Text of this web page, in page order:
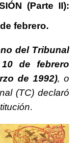
(Parte II):
febrero.
del Tribunal
de febrero
de 1992), o
(TC) declaró
.